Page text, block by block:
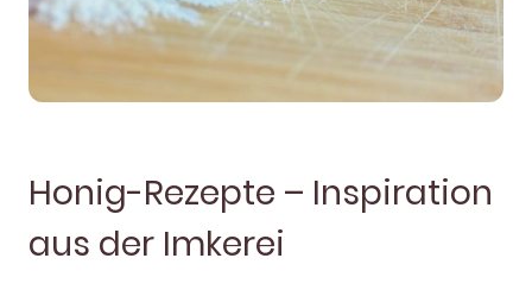
Honig-Rezepte – Inspiration
aus der Imkerei